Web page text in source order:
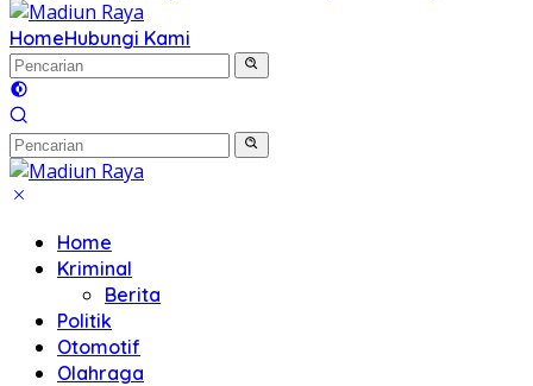
HomeHubungi Kami
Home
Kriminal
Berita
Politik
Otomotif
Olahraga